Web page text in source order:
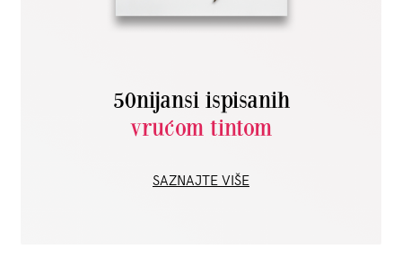
50nijansi ispisanih
vrućom tintom
SAZNAJTE VIŠE